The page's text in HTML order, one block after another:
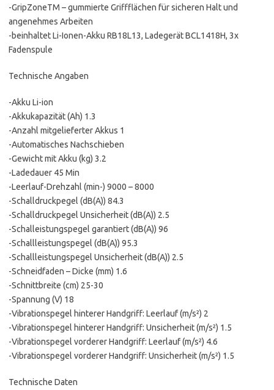
-GripZoneTM – gummierte Griffflächen für sicheren Halt und
angenehmes Arbeiten
-beinhaltet Li-Ionen-Akku RB18L13, Ladegerät BCL1418H, 3x
Fadenspule
Technische Angaben
-Akku Li-ion
-Akkukapazität (Ah) 1.3
-Anzahl mitgelieferter Akkus 1
-Automatisches Nachschieben
-Gewicht mit Akku (kg) 3.2
-Ladedauer 45 Min
-Leerlauf-Drehzahl (min-) 9000 – 8000
-Schalldruckpegel (dB(A)) 84.3
-Schalldruckpegel Unsicherheit (dB(A)) 2.5
-Schalleistungspegel garantiert (dB(A)) 96
-Schallleistungspegel (dB(A)) 95.3
-Schallleistungspegel Unsicherheit (dB(A)) 2.5
-Schneidfaden – Dicke (mm) 1.6
-Schnittbreite (cm) 25-30
-Spannung (V) 18
-Vibrationspegel hinterer Handgriff: Leerlauf (m/s²) 2
-Vibrationspegel hinterer Handgriff: Unsicherheit (m/s²) 1.5
-Vibrationspegel vorderer Handgriff: Leerlauf (m/s²) 4.6
-Vibrationspegel vorderer Handgriff: Unsicherheit (m/s²) 1.5
Technische Daten